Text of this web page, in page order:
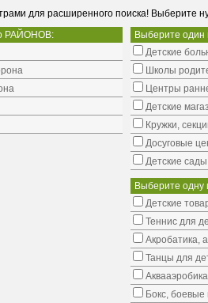
для расширенного поиска! Выберите
РАЙОНОВ:
Выберите
Детские
Школы
Центры
Детские
Кружки,
Досуговые
Детские сады
Выберите одну
Детские
Теннис для
Акробатика,
Танцы для
Бокс, боевые